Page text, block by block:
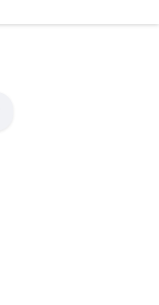
작된 브랜드와 광